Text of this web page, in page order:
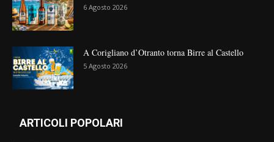
6 Agosto 2026
A Corigliano d’Otranto torna Birre al Castello
5 Agosto 2026
ARTICOLI POPOLARI